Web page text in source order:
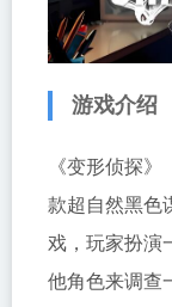
游戏介绍
《变形侦探
款超自然黑色
戏，玩家扮演
他角色来调查